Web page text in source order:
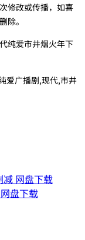
修改或传播，如喜
除。
纯爱市井烟火年下
爱广播剧,现代,市井
减 网盘下载
盘下载